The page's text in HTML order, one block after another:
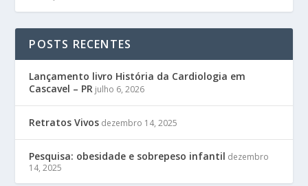
POSTS RECENTES
Lançamento livro História da Cardiologia em
Cascavel – PR julho 6, 2026
Retratos Vivos dezembro 14, 2025
Pesquisa: obesidade e sobrepeso infantil dezembro
14, 2025